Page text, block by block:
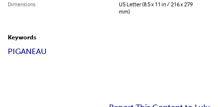
Dimensions
US Letter (8.5 x 11 in / 216 x 279
mm)
Keywords
PIGANEAU